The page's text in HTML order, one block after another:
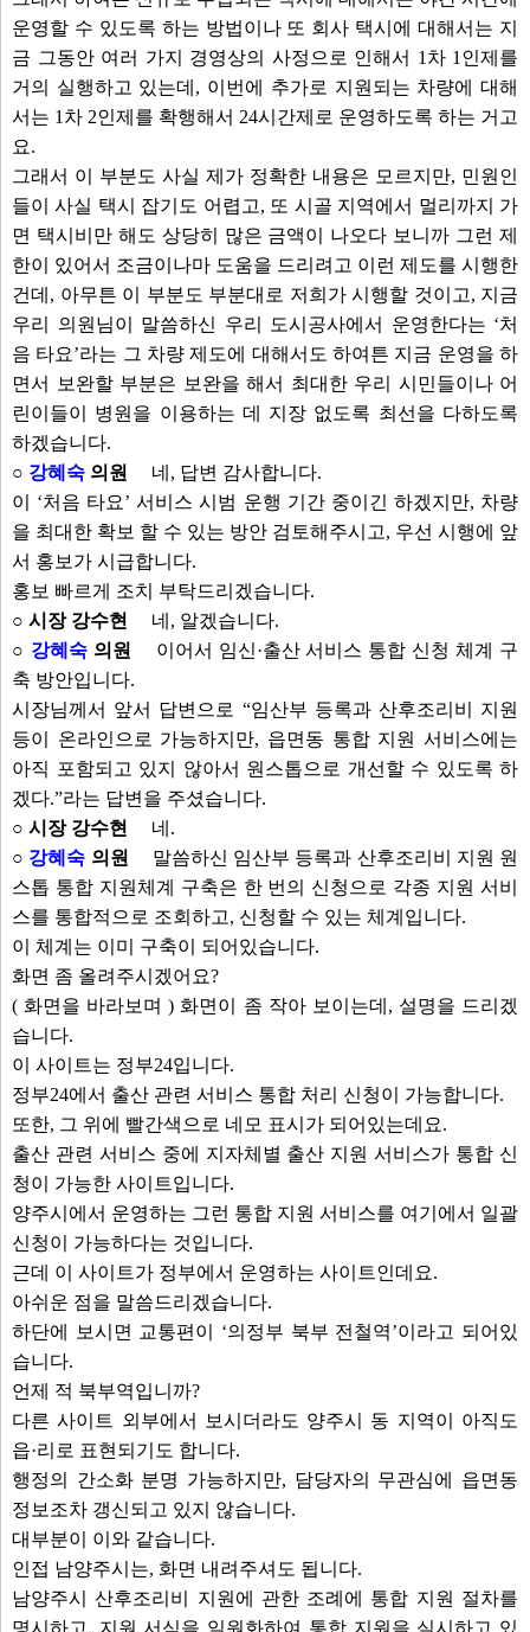
운영할 수 있도록 하는 방법이나 또 회사 택시에 대해서는 지
금 그동안 여러 가지 경영상의 사정으로 인해서 1차 1인제를
거의 실행하고 있는데, 이번에 추가로 지원되는 차량에 대해
서는 1차 2인제를 확행해서 24시간제로 운영하도록 하는 거고
요.
그래서 이 부분도 사실 제가 정확한 내용은 모르지만, 민원인
들이 사실 택시 잡기도 어렵고, 또 시골 지역에서 멀리까지 가
면 택시비만 해도 상당히 많은 금액이 나오다 보니까 그런 제
한이 있어서 조금이나마 도움을 드리려고 이런 제도를 시행한
건데, 아무튼 이 부분도 부분대로 저희가 시행할 것이고, 지금
우리 의원님이 말씀하신 우리 도시공사에서 운영한다는 ‘처
음 타요’라는 그 차량 제도에 대해서도 하여튼 지금 운영을 하
면서 보완할 부분은 보완을 해서 최대한 우리 시민들이나 어
린이들이 병원을 이용하는 데 지장 없도록 최선을 다하도록
하겠습니다.
○ 강혜숙 의원
네, 답변 감사합니다.
이 ‘처음 타요’ 서비스 시범 운행 기간 중이긴 하겠지만, 차량
을 최대한 확보 할 수 있는 방안 검토해주시고, 우선 시행에 앞
서 홍보가 시급합니다.
홍보 빠르게 조치 부탁드리겠습니다.
○ 시장 강수현
네, 알겠습니다.
○ 강혜숙의원
이어서 임신·출산 서비스 통합 신청 체계 구
축 방안입니다.
시장님께서 앞서 답변으로 “임산부 등록과 산후조리비 지원
등이 온라인으로 가능하지만, 읍면동 통합 지원 서비스에는
아직 포함되고 있지 않아서 원스톱으로 개선할 수 있도록 하
겠다.”라는 답변을 주셨습니다.
○ 시장 강수현
네.
○ 강혜숙 의원
말씀하신 임산부 등록과 산후조리비 지원 원
스톱 통합 지원체계 구축은 한 번의 신청으로 각종 지원 서비
스를 통합적으로 조회하고, 신청할 수 있는 체계입니다.
이 체계는 이미 구축이 되어있습니다.
화면 좀 올려주시겠어요?
( 화면을 바라보며 ) 화면이 좀 작아 보이는데, 설명을 드리겠
습니다.
이 사이트는 정부24입니다.
정부24에서 출산 관련 서비스 통합 처리 신청이 가능합니다.
또한, 그 위에 빨간색으로 네모 표시가 되어있는데요.
출산 관련 서비스 중에 지자체별 출산 지원 서비스가 통합 신
청이 가능한 사이트입니다.
양주시에서 운영하는 그런 통합 지원 서비스를 여기에서 일괄
신청이 가능하다는 것입니다.
근데 이 사이트가 정부에서 운영하는 사이트인데요.
아쉬운 점을 말씀드리겠습니다.
하단에 보시면 교통편이 ‘의정부 북부 전철역’이라고 되어있
습니다.
언제 적 북부역입니까?
다른 사이트 외부에서 보시더라도 양주시 동 지역이 아직도
읍·리로 표현되기도 합니다.
행정의 간소화 분명 가능하지만, 담당자의 무관심에 읍면동
정보조차 갱신되고 있지 않습니다.
대부분이 이와 같습니다.
인접 남양주시는, 화면 내려주셔도 됩니다.
남양주시 산후조리비 지원에 관한 조례에 통합 지원 절차를
명시하고, 지원 서식을 일원화하여 통합 지원을 실시하고 있